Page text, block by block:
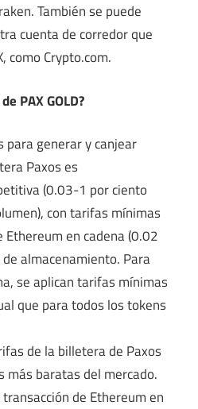
También se puede
cuenta de corredor que
como Crypto.com.
PAX GOLD?
generar y canjear
Paxos es
(0.03-1 por ciento
con tarifas mínimas
en cadena (0.02
almacenamiento. Para
se aplican tarifas mínimas
que para todos los tokens
de la billetera de Paxos
más baratas del mercado.
de Ethereum en